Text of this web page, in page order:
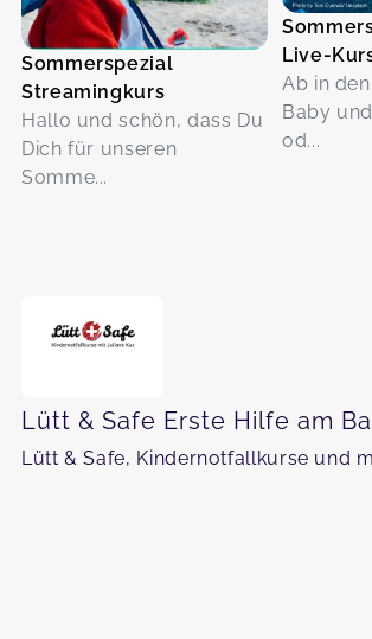
Sommerspezial
Streamingkurs
Hallo und schön, dass Du
Dich für unseren
Somme...
Live-
Ab in
Baby
od...
Lütt & Safe Erste Hilfe am
Lütt & Safe, Kindernotfallkurse und